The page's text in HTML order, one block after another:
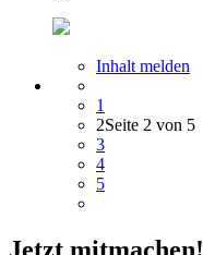
Inhalt melden
1
2Seite 2 von 5
3
4
5
Jetzt mitmachen!